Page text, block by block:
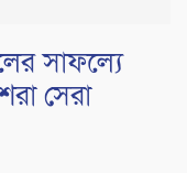
সাফল্যে
সেরা